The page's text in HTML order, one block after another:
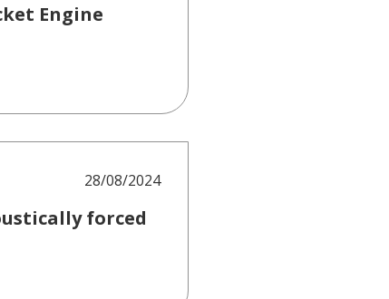
Engine
28/08/2024
forced